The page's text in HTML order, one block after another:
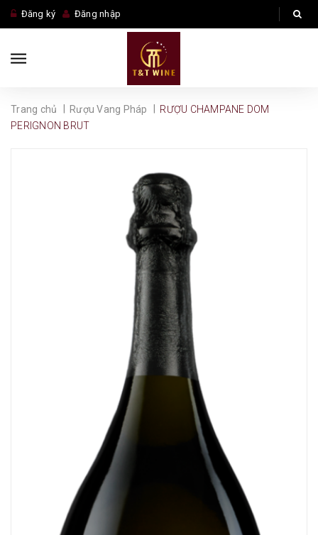
Đăng ký Đăng nhập
Trang chủ Rượu Vang Pháp
RƯỢU CHAMPANE DOM
PERIGNON BRUT